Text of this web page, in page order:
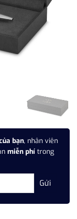
bạn, nhân viên
miễn phí trong